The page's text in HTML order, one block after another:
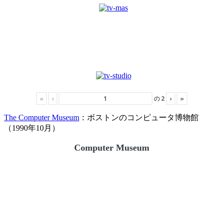
« ‹ の2 › »
The Computer Museum ：ボストンのコンピュータ博物館
（1990年10月）
Computer Museum